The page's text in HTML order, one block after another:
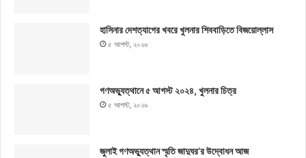
হাসিনার দেশত্যাগের খবরে খুলনার শিববাড়িতে বিজয়োল্লাস
৫ আগস্ট, ২০২৬
গণঅভ্যুত্থানে ৫ আগস্ট ২০২৪, খুলনার চিত্র
৫ আগস্ট, ২০২৬
জুলাই গণঅভ্যুত্থান স্মৃতি জাদুঘর’র উদ্বোধন আজ